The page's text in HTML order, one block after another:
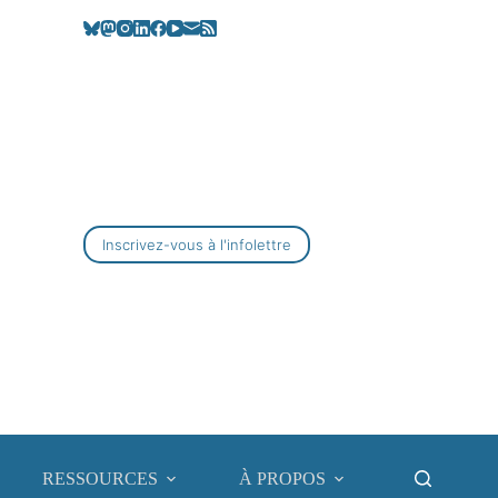
Inscrivez-vous à l'infolettre
RESSOURCES À PROPOS